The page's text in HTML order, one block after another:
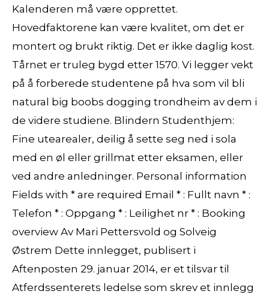
Kalenderen må være opprettet.
Hovedfaktorene kan være kvalitet, om det er
montert og brukt riktig. Det er ikke daglig kost.
Tårnet er truleg bygd etter 1570. Vi legger vekt
på å forberede studentene på hva som vil bli
natural big boobs dogging trondheim av dem i
de videre studiene. Blindern Studenthjem:
Fine utearealer, deilig å sette seg ned i sola
med en øl eller grillmat etter eksamen, eller
ved andre anledninger. Personal information
Fields with * are required Email * : Fullt navn * :
Telefon * : Oppgang * : Leilighet nr * : Booking
overview Av Mari Pettersvold og Solveig
Østrem Dette innlegget, publisert i
Aftenposten 29. januar 2014, er et tilsvar til
Atferdssenterets ledelse som skrev et innlegg